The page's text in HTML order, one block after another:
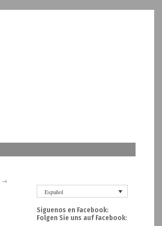
→
Español
Siguenos en Facebook:
Folgen Sie uns auf Facebook: